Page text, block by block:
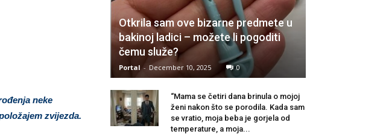
neke
zvijezda.
Otkrila sam ove bizarne predmete u
bakinoj ladici – možete li pogoditi
čemu služe?
Portal - December 10, 2025 0
“Mama se četiri dana brinula o mojoj
ženi nakon što se porodila. Kada sam
se vratio, moja beba je gorjela od
temperature, a moja...